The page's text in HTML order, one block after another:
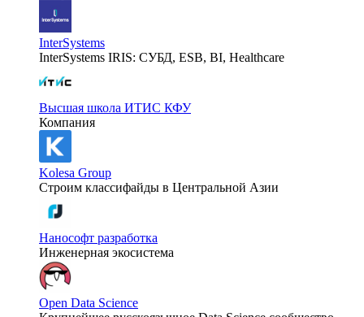
InterSystems
InterSystems IRIS: СУБД, ESB, BI, Healthcare
Высшая школа ИТИС КФУ
Компания
Kolesa Group
Строим классифайды в Центральной Азии
Нанософт разработка
Инженерная экосистема
Open Data Science